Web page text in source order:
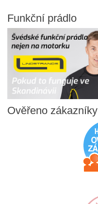
Funkční prádlo
Ověřeno zákazníky